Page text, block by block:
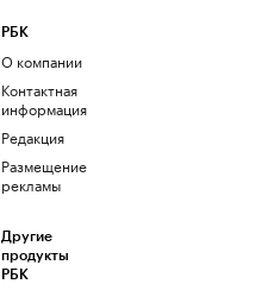
РБК
О компании
Контактная
информация
Редакция
Размещение
рекламы
Другие
продукты
РБК